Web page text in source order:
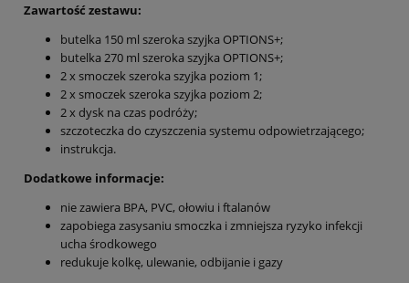
Zawartość zestawu:
butelka 150 ml szeroka szyjka OPTIONS+;
butelka 270 ml szeroka szyjka OPTIONS+;
2 x smoczek szeroka szyjka poziom 1;
2 x smoczek szeroka szyjka poziom 2;
2 x dysk na czas podróży;
szczoteczka do czyszczenia systemu odpowietrzającego;
instrukcja.
Dodatkowe informacje:
nie zawiera BPA, PVC, ołowiu i ftalanów
zapobiega zasysaniu smoczka i zmniejsza ryzyko infekcji
ucha środkowego
redukuje kolkę, ulewanie, odbijanie i gazy